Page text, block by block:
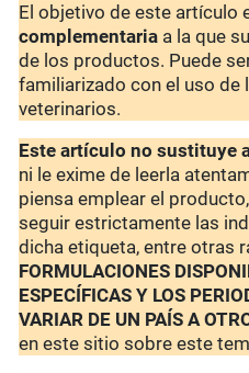
El objetivo de este artículo
complementaria a la que
de los productos. Puede
familiarizado con el uso
veterinarios.
Este artículo no sustituye
ni le exime de leerla
piensa emplear el
seguir estrictamente las
dicha etiqueta, entre otras
FORMULACIONES
ESPECÍFICAS Y LOS
VARIAR DE UN PAÍS A
en este sitio sobre este